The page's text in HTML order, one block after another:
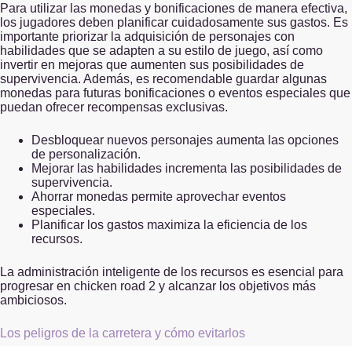
Para utilizar las monedas y bonificaciones de manera efectiva,
los jugadores deben planificar cuidadosamente sus gastos. Es
importante priorizar la adquisición de personajes con
habilidades que se adapten a su estilo de juego, así como
invertir en mejoras que aumenten sus posibilidades de
supervivencia. Además, es recomendable guardar algunas
monedas para futuras bonificaciones o eventos especiales que
puedan ofrecer recompensas exclusivas.
Desbloquear nuevos personajes aumenta las opciones
de personalización.
Mejorar las habilidades incrementa las posibilidades de
supervivencia.
Ahorrar monedas permite aprovechar eventos
especiales.
Planificar los gastos maximiza la eficiencia de los
recursos.
La administración inteligente de los recursos es esencial para
progresar en chicken road 2 y alcanzar los objetivos más
ambiciosos.
Los peligros de la carretera y cómo evitarlos